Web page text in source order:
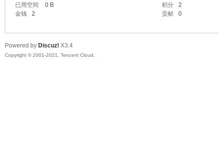
已用空间
0 B 积分
2
金钱
2 贡献 0
Powered by Discuz! X3.4
Copyright © 2001-2021, Tencent Cloud.